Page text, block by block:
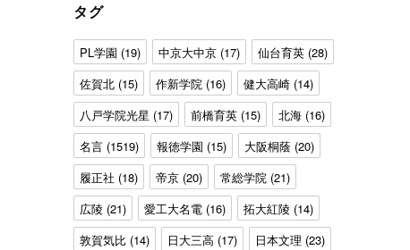
タグ
PL学園 (19) 中京大中京(17) 仙台育英(28)
佐賀北(15) 作新学院(16) 健大高崎(14)
八戸学院光星 (17) 前橋育英(15) 北海(16)
名言(1519) 報徳学園 (15) 大阪桐蔭 (20)
履正社 (18) 帝京(20) 常総学院(21)
広陵(21) 愛工大名電(16) 拓大紅陵(14)
敦賀気比(14) 日大三高(17) 日本文理 (23)